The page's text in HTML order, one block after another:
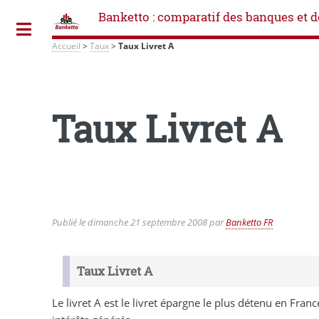
Banketto : comparatif des banques et
Accueil >Taux>Taux Livret A
Taux Livret A
Publié ledimanche 21 septembre 2008parBanketto FR
Taux Livret A
Le livret A est le livret épargne le plus détenu en
Toggle